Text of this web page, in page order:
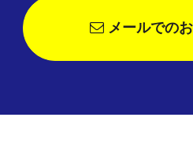
メールでの